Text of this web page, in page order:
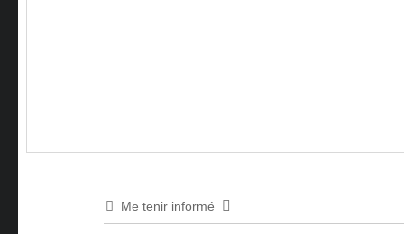
Me tenir informé